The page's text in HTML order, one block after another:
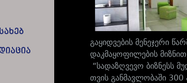
გაყიდვების მენეჯერი
დაკმაყოფილების
“სადაზღვევო ბიზნესს
თვის განმავლობაში 300